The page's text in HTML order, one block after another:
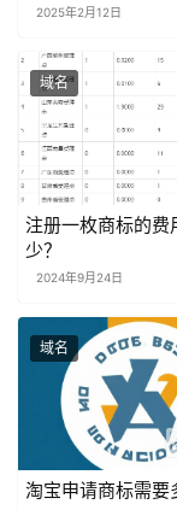
用到底是多少呢
获取商标全套得花
呢？，商标全套
是多少？，办齐
花费多少钱？，商
花费大概是多少
商标全套要投入
商标全套成本多少
10. 凑齐商标全套
钱？
2025年2月12日
域名
注册一枚商标的费
少？
2024年9月24日
域名
淘宝申请商标需要